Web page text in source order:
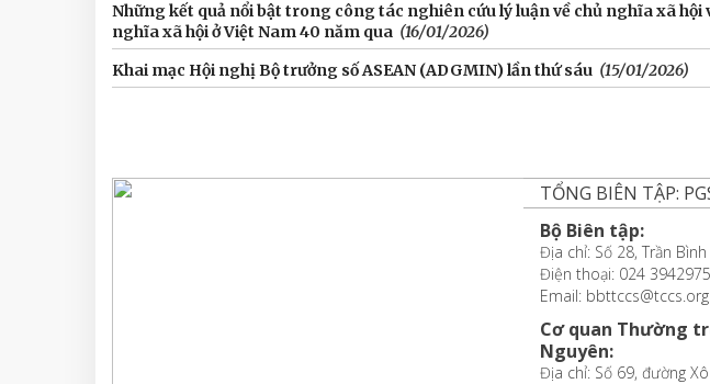
Những kết quả nổi bật trong công tác nghiên cứu lý luận về chủ nghĩa xã hội
nghĩa xã hội ở Việt Nam 40 năm qua (16/01/2026)
Khai mạc Hội nghị Bộ trưởng số ASEAN (ADGMIN) lần thứ sáu (15/01/2026)
TỔNG BIÊN TẬP:
Bộ Biên tập:
Địa chỉ: Số 28, Trần
Điện thoại: 024
Email:
Cơ quan Thường
Nguyên:
Địa chỉ: Số 69, đường